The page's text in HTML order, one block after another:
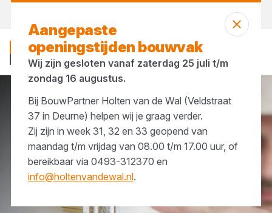
Merken Tenco
Aangepaste
openingstijden bouwvak
Wij zijn gesloten vanaf zaterdag 25 juli t/m
zondag 16 augustus.
Bij BouwPartner Holten van de Wal (Veldstraat
37 in Deurne) helpen wij je graag verder.
Zij zijn in week 31, 32 en 33 geopend van
maandag t/m vrijdag van 08.00 t/m 17.00 uur, of
bereikbaar via 0493-312370 en
info@holtenvandewal.nl.